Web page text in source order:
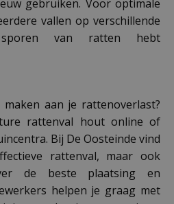
gebruiken. Voor optimale
vallen op verschillende
van ratten hebt
aan je rattenoverlast?
rattenval hout online of
Bij De Oosteinde vind
rattenval, maar ook
de beste plaatsing en
helpen je graag met